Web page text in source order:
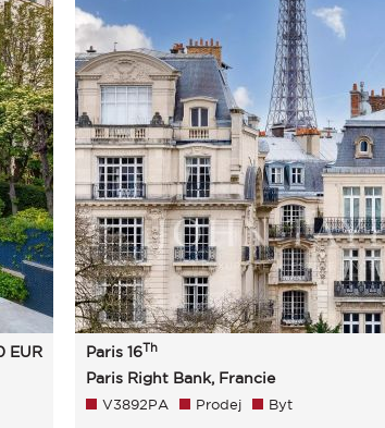
EUR Paris 16Th
Paris Right Bank, Francie
V3892PA Prodej Byt